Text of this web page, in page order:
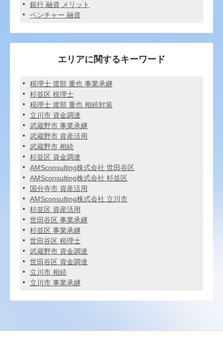
銀行 融資 メリット
ベンチャー 融資
エリアに関するキーワード
税理士 渡部 重也 事業承継
杉並区 税理士
税理士 渡部 重也 相続対策
立川市 資金調達
武蔵野市 事業承継
武蔵野市 資産活用
武蔵野市 相続
杉並区 資金調達
AMSconsulting株式会社 世田谷区
AMSconsulting株式会社 杉並区
国分寺市 資産活用
AMSconsulting株式会社 立川市
杉並区 資産活用
世田谷区 事業承継
杉並区 事業承継
世田谷区 税理士
武蔵野市 資金調達
世田谷区 資金調達
立川市 相続
立川市 事業承継